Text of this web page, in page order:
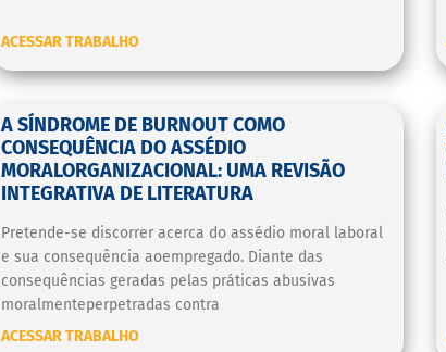
ACESSAR TRABALHO
A SÍNDROME DE BURNOUT COMO
CONSEQUÊNCIA DO ASSÉDIO
MORALORGANIZACIONAL: UMA REVISÃO
INTEGRATIVA DE LITERATURA
Pretende-se discorrer acerca do assédio moral laboral
e sua consequência aoempregado. Diante das
consequências geradas pelas práticas abusivas
moralmenteperpetradas contra
ACESSAR TRABALHO